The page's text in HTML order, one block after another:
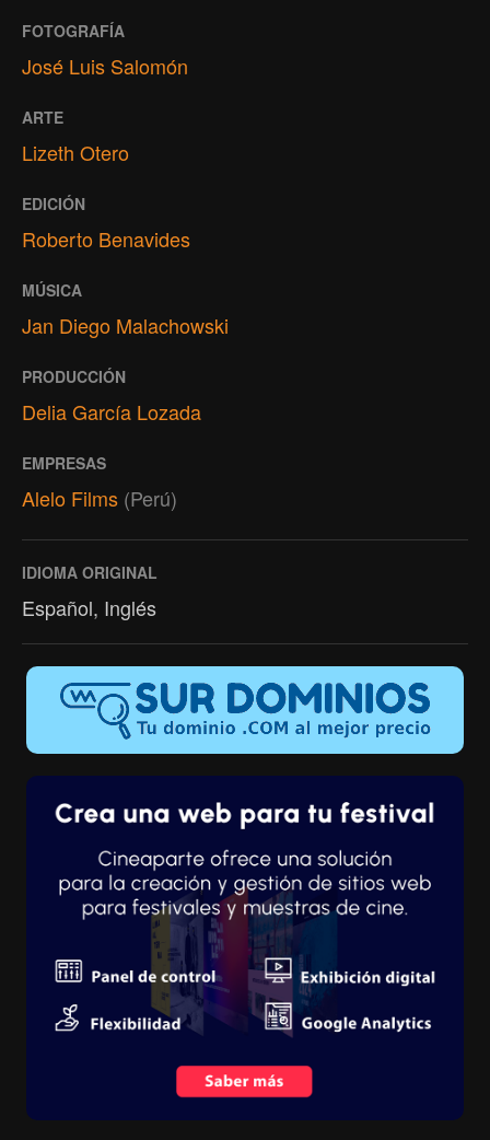
FOTOGRAFÍA
José Luis Salomón
ARTE
Lizeth Otero
EDICIÓN
Roberto Benavides
MÚSICA
Jan Diego Malachowski
PRODUCCIÓN
Delia García Lozada
EMPRESAS
Alelo Films (Perú)
IDIOMA ORIGINAL
Español, Inglés